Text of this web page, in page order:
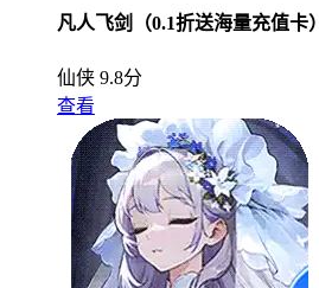
凡人飞剑（0.1折送海量充值卡）
仙侠 9.8分
查看